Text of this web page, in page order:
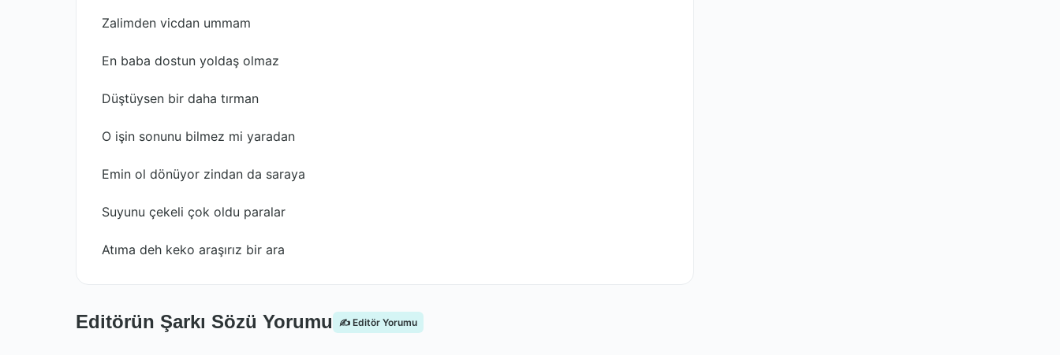
Zalimden vicdan ummam
En baba dostun yoldaş olmaz
Düştüysen bir daha tırman
O işin sonunu bilmez mi yaradan
Emin ol dönüyor zindan da saraya
Suyunu çekeli çok oldu paralar
Atıma deh keko araşırız bir ara
Editörün Şarkı Sözü Yorumu ✍️ Editör Yorumu